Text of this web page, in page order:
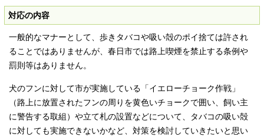
対応の内容
一般的なマナーとして、歩きタバコや吸い殻のポイ捨ては許され
ることではありませんが、春日市では路上喫煙を禁止する条例や
罰則等はありません。
犬のフンに対して市が実施している「イエローチョーク作戦」
（路上に放置されたフンの周りを黄色いチョークで囲い、飼い主
に警告する取組）や立て札の設置などについて、タバコの吸い殻
に対しても実施できないかなど、対策を検討していきたいと思い